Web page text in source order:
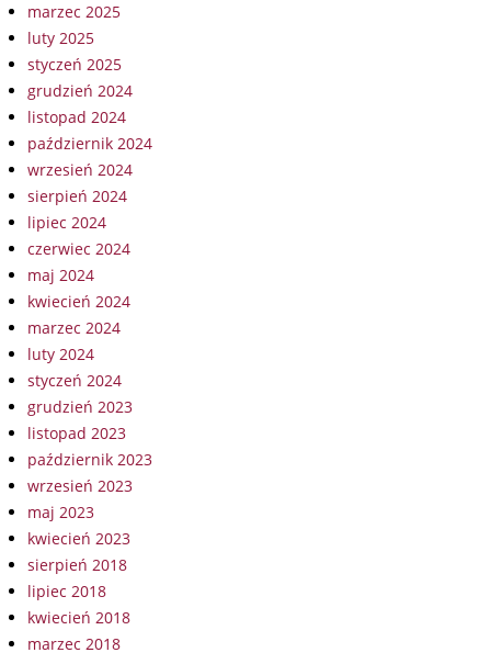
marzec 2025
luty 2025
styczeń 2025
grudzień 2024
listopad 2024
październik 2024
wrzesień 2024
sierpień 2024
lipiec 2024
czerwiec 2024
maj 2024
kwiecień 2024
marzec 2024
luty 2024
styczeń 2024
grudzień 2023
listopad 2023
październik 2023
wrzesień 2023
maj 2023
kwiecień 2023
sierpień 2018
lipiec 2018
kwiecień 2018
marzec 2018